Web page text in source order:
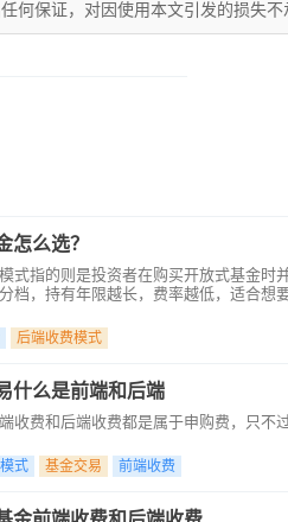
何保证，对因使用本文引发的损失不
怎么选？
式指的则是投资者在购买开放式基金时
档，持有年限越长，费率越低，适合想
后端收费模式
什么是前端和后端
收费和后端收费都是属于申购费，只不
式 基金交易 前端收费